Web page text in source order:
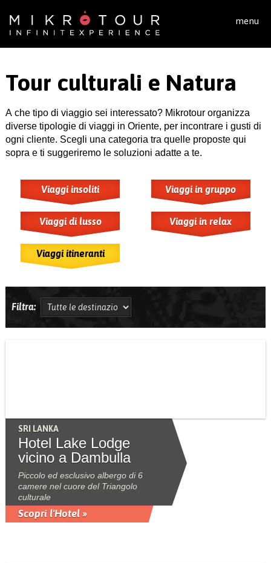
menu
Tour culturali e Natura
A che tipo di viaggio sei interessato? Mikrotour organizza
diverse tipologie di viaggi in Oriente, per incontrare i gusti di
ogni cliente. Scegli una categoria tra quelle proposte qui
sopra e ti suggeriremo le soluzioni adatte a te.
Viaggi insoliti Viaggi in gruppo
Viaggi di lusso Viaggi in relax
Viaggi itineranti
Filtra:
SRI LANKA
Hotel Lake Lodge
vicino a Dambulla
Piccolo ed esclusivo albergo di 6
camere nel cuore del Triangolo
culturale
Scopri l'Hotel »